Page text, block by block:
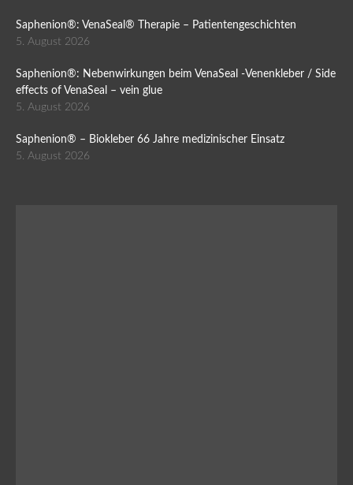
Saphenion®: VenaSeal® Therapie – Patientengeschichten
5. August 2026
Saphenion®: Nebenwirkungen beim VenaSeal -Venenkleber / Side
effects of VenaSeal – vein glue
5. August 2026
Saphenion® – Biokleber 66 Jahre medizinischer Einsatz
5. August 2026